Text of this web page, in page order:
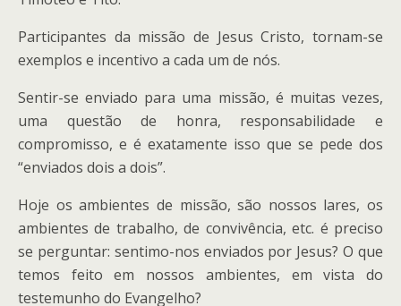
Participantes da missão de Jesus Cristo, tornam-se
exemplos e incentivo a cada um de nós.
Sentir-se enviado para uma missão, é muitas vezes,
uma questão de honra, responsabilidade e
compromisso, e é exatamente isso que se pede dos
“enviados dois a dois”.
Hoje os ambientes de missão, são nossos lares, os
ambientes de trabalho, de convivência, etc. é preciso
se perguntar: sentimo-nos enviados por Jesus? O que
temos feito em nossos ambientes, em vista do
testemunho do Evangelho?